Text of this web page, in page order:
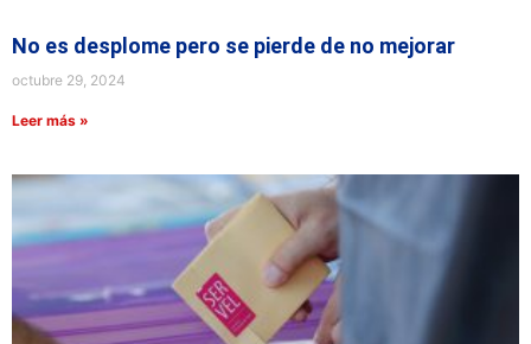
No es desplome pero se pierde de no mejorar
octubre 29, 2024
Leer más »